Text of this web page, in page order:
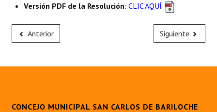
Huéspedes de Honor - Registro
Antiguos Pobladores - Registro
Reconocimientos - Registro
REFORMA DE LA CARTA ORGÁNICA
Versión PDF de la Resolución: CLIC AQUÍ
Anterior Siguiente
CONCEJO MUNICIPAL SAN CARLOS DE BARILOCHE